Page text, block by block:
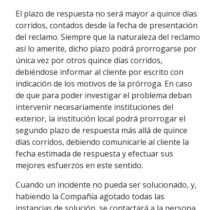
El plazo de respuesta no será mayor a quince días
corridos, contados desde la fecha de presentación
del reclamo. Siempre que la naturaleza del reclamo
así lo amerite, dicho plazo podrá prorrogarse por
única vez por otros quince días corridos,
debiéndose informar al cliente por escrito con
indicación de los motivos de la prórroga. En caso
de que para poder investigar el problema deban
intervenir necesariamente instituciones del
exterior, la institución local podrá prorrogar el
segundo plazo de respuesta más allá de quince
días corridos, debiendo comunicarle al cliente la
fecha estimada de respuesta y efectuar sus
mejores esfuerzos en este sentido.
Cuando un incidente no pueda ser solucionado, y,
habiendo la Compañía agotado todas las